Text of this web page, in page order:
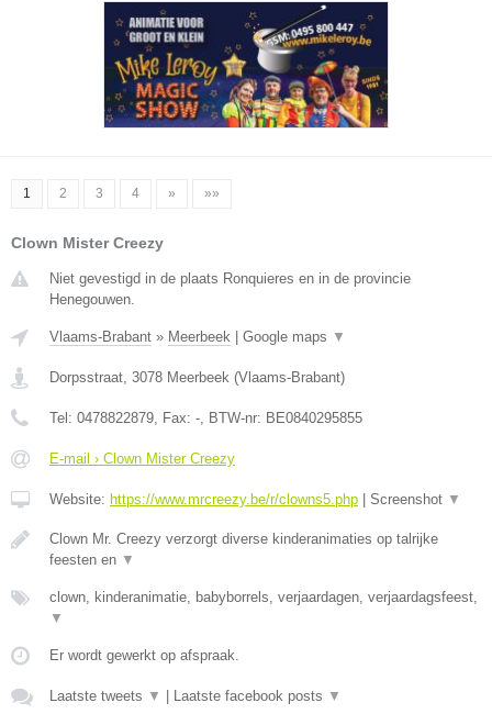
1 2 3 4 » »»
Clown Mister Creezy
Niet gevestigd in de plaats Ronquieres en in de provincie
Henegouwen.
Vlaams-Brabant » Meerbeek Google maps ▼
Dorpsstraat, 3078 Meerbeek (Vlaams-Brabant)
Tel: 0478822879, Fax: -, BTW-nr: BE0840295855
E-mail › Clown Mister Creezy
Website: https://www.mrcreezy.be/r/clowns5.php Screenshot ▼
Clown Mr. Creezy verzorgt diverse kinderanimaties op talrijke
feesten en ▼
clown, kinderanimatie, babyborrels, verjaardagen, verjaardagsfeest,
▼
Er wordt gewerkt op afspraak.
Laatste tweets ▼ Laatste facebook posts ▼